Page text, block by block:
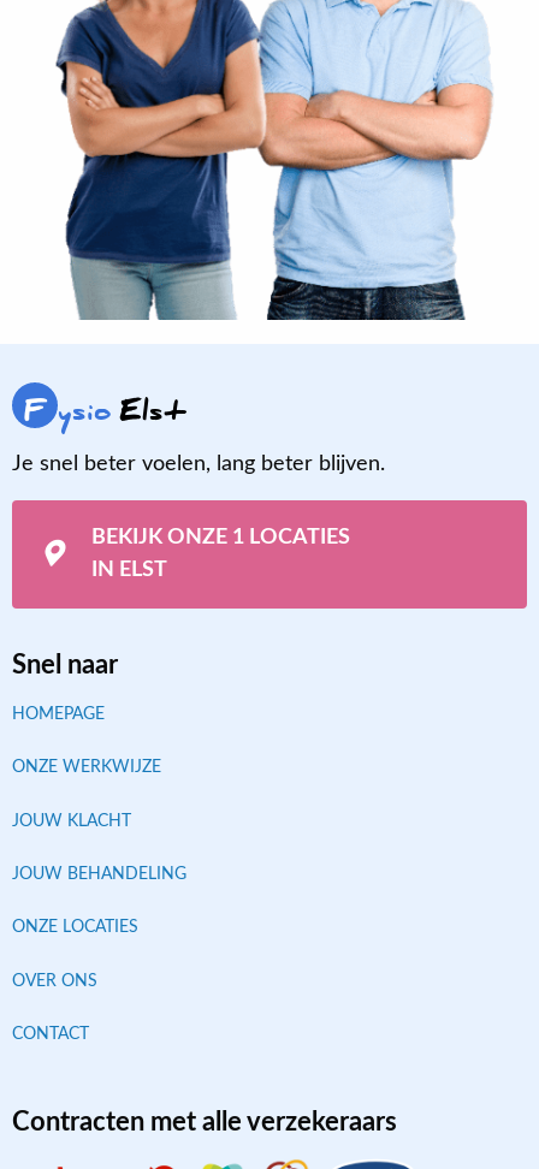
F ysioElst
Je snel beter voelen, lang beter blijven.
BEKIJK ONZE 1 LOCATIES
IN ELST
Snel naar
HOMEPAGE
ONZE WERKWIJZE
JOUW KLACHT
JOUW BEHANDELING
ONZE LOCATIES
OVER ONS
CONTACT
Contracten met alle verzekeraars